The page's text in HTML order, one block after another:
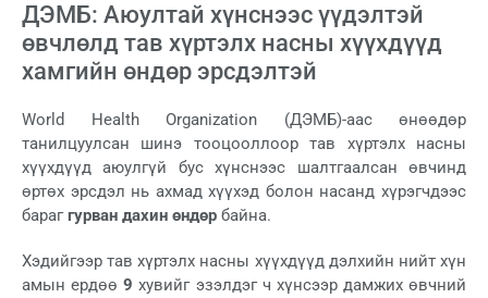
ДЭМБ: Аюултай хүнснээс үүдэлтэй
өвчлөлд тав хүртэлх насны хүүхдүүд
хамгийн өндөр эрсдэлтэй
World Health Organization (ДЭМБ)-аас өнөөдөр
танилцуулсан шинэ тооцооллоор тав хүртэлх насны
хүүхдүүд аюулгүй бус хүнснээс шалтгаалсан өвчинд
өртөх эрсдэл нь ахмад хүүхэд болон насанд хүрэгчдээс
бараггурван дахин өндөр байна.
Хэдийгээр тав хүртэлх насны хүүхдүүд дэлхийн нийт хүн
амын ердөө9хувийг эзэлдэг ч хүнсээр дамжих өвчний